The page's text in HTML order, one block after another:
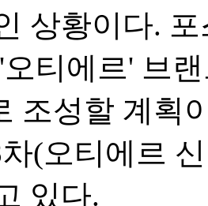
상황이다.
티에르' 브
조성할 계획
(오티에르
있다.